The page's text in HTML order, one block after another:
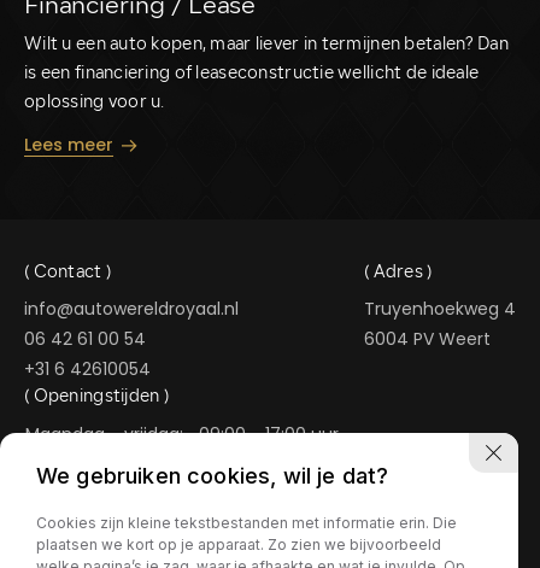
Financiering / Lease
Wilt u een auto kopen, maar liever in termijnen betalen? Dan
is een financiering of leaseconstructie wellicht de ideale
oplossing voor u.
Lees meer
( Contact )
info@autowereldroyaal.nl
06 42 61 00 54
+31 6 42610054
( Adres )
Truyenhoekweg 4
6004 PV Weert
( Openingstijden )
Maandag - vrijdag:
09:00 - 17:00 uur
Zaterdag:
09:00 - 15:00 uur
We gebruiken cookies, wil je dat?
Cookies zijn kleine tekstbestanden met informatie erin. Die
plaatsen we kort op je apparaat. Zo zien we bijvoorbeeld